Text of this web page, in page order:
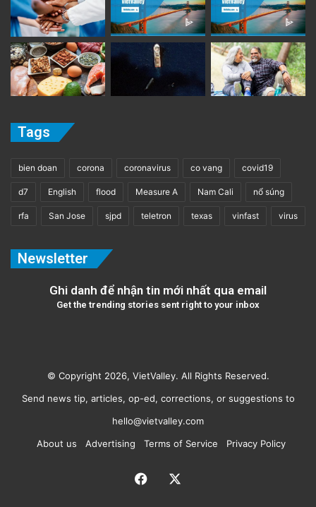
Tags
bien doan corona coronavirus co vang covid19
d7 English flood Measure A Nam Cali nổ súng
rfa San Jose sjpd teletron texas vinfast virus
Newsletter
Ghi danh để nhận tin mới nhất qua email
Get the trending stories sent right to your inbox
© Copyright 2026, VietValley. All Rights Reserved.
Send news tip, articles, op-ed, corrections, or suggestions to
hello@vietvalley.com
About us
Advertising Terms of Service Privacy Policy
Facebook